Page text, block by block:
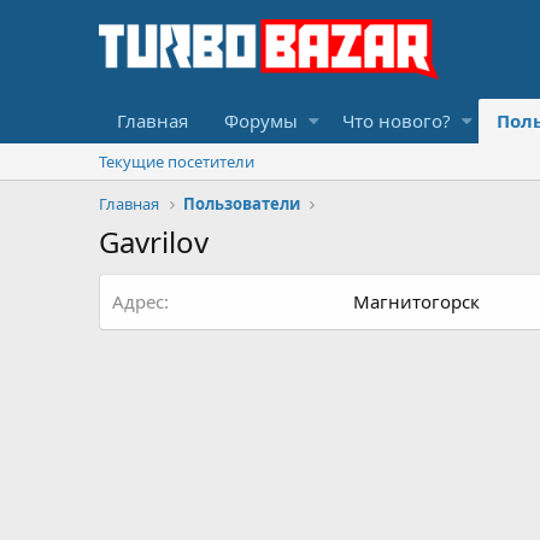
Главная Форумы Что нового?
Текущие посетители
Главная
Пользователи
Gavrilov
Адрес Магнитогорск